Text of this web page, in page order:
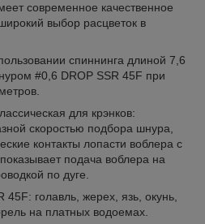
современное качественное
выбор расцветок в
спиннинга длиной 7,6
#0,6 DROP SSR 45F при
для крэнков:
скоростью подбора шнура,
контакты лопасти воблера с
подача воблера на
по дуге.
голавль, жерех, язь, окунь,
на платных водоемах.